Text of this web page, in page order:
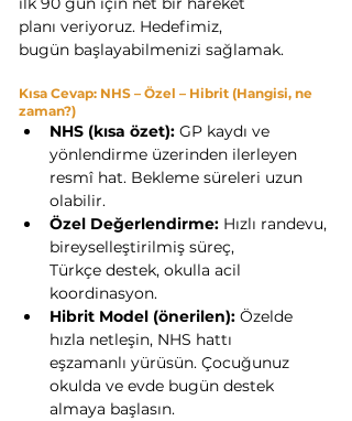
planı veriyoruz. Hedefimiz,
bugün başlayabilmenizi sağlamak.
Kısa Cevap: NHS – Özel – Hibrit (Hangisi, ne
zaman?)
NHS (kısa özet): GP kaydı ve
yönlendirme üzerinden ilerleyen
resmî hat. Bekleme süreleri uzun
olabilir.
Özel Değerlendirme: Hızlı randevu,
bireyselleştirilmiş süreç,
Türkçe destek, okulla acil
koordinasyon.
Hibrit Model (önerilen): Özelde
hızla netleşin, NHS hattı
eşzamanlı yürüsün. Çocuğunuz
okulda ve evde bugün destek
almaya başlasın.